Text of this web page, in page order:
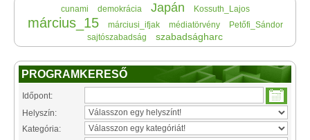
cunami demokrácia Japán Kossuth_Lajos
március_15 márciusi_ifjak médiatörvény
Petőfi_Sándor
sajtószabadság
szabadságharc
PROGRAMKERESŐ
Időpont:
Helyszín:
Kategória: